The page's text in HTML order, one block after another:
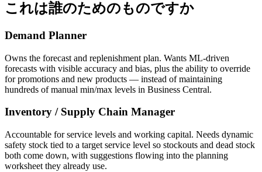
これは誰のためのものですか
Demand Planner
Owns the forecast and replenishment plan. Wants ML-driven
forecasts with visible accuracy and bias, plus the ability to override
for promotions and new products — instead of maintaining
hundreds of manual min/max levels in Business Central.
Inventory / Supply Chain Manager
Accountable for service levels and working capital. Needs dynamic
safety stock tied to a target service level so stockouts and dead stock
both come down, with suggestions flowing into the planning
worksheet they already use.